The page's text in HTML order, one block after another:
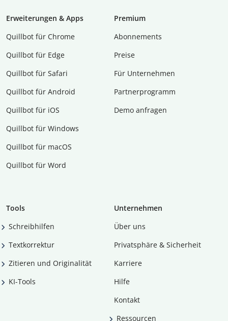
Erweiterungen & Apps
Quillbot für Chrome
Quillbot für Edge
Quillbot für Safari
Quillbot für Android
Quillbot für iOS
Quillbot für Windows
Quillbot für macOS
Quillbot für Word
Premium
Abon­ne­ments
Preise
Für Unternehmen
Partnerprogramm
Demo anfragen
Tools
Schreibhilfen
Textkorrektur
Zitieren und Originalität
KI-Tools
Unternehmen
Über uns
Privatsphäre & Sicherheit
Karriere
Hilfe
Kontakt
Ressourcen